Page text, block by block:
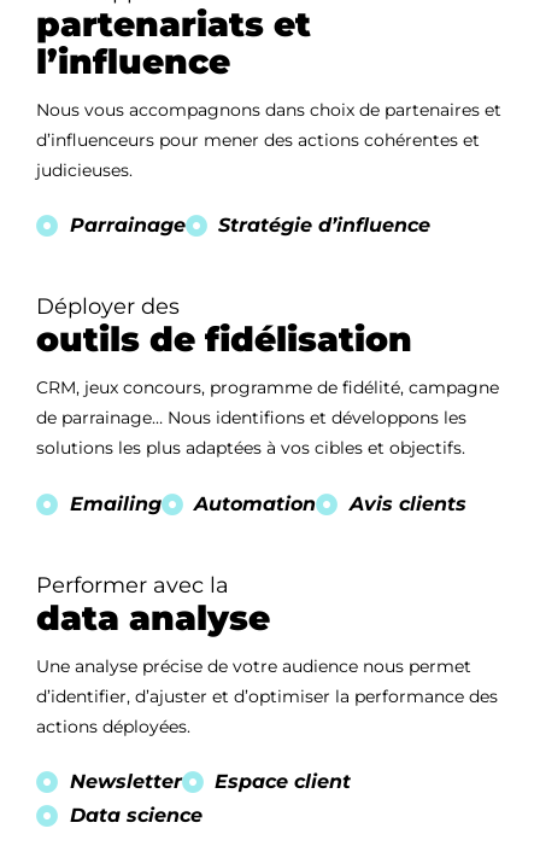
Accueil
Notre agence
Nos métiers
partenariats et
l’influence
Nous vous accompagnons dans choix de partenaires et
d’influenceurs pour mener des actions cohérentes et
judicieuses.
Parrainage Stratégie d’influence
Déployer des
outils de fidélisation
CRM, jeux concours, programme de fidélité, campagne
de parrainage… Nous identifions et développons les
solutions les plus adaptées à vos cibles et objectifs.
Emailing Automation Avis clients
Performer avec la
data analyse
Une analyse précise de votre audience nous permet
d’identifier, d’ajuster et d’optimiser la performance des
actions déployées.
Newsletter
Espace client
Data science